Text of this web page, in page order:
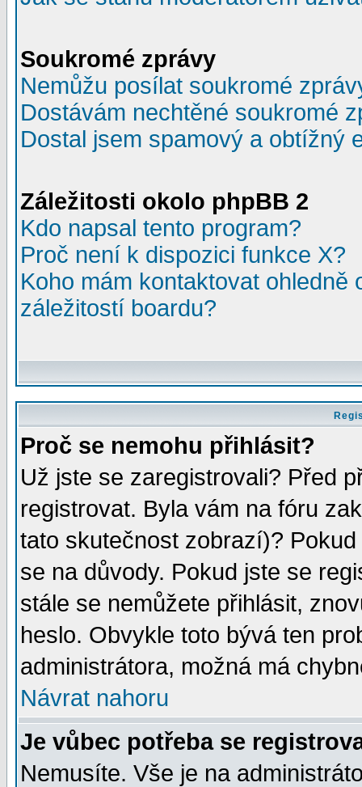
Soukromé zprávy
Nemůžu posílat soukromé
Dostávám nechtěné soukromé
Dostal jsem spamový a obtížný
Záležitosti okolo phpBB 2
Kdo napsal tento program?
Proč není k dispozici funkce X?
Koho mám kontaktovat
záležitostí boardu?
Proč se nemohu přihlásit?
Už jste se zaregistrovali? Před
registrovat. Byla vám na fóru
tato skutečnost zobrazí)?
se na důvody. Pokud jste se
stále se nemůžete přihlásit,
heslo. Obvykle toto bývá ten
administrátora, možná má
Návrat nahoru
Je vůbec potřeba se
Nemusíte. Vše je na